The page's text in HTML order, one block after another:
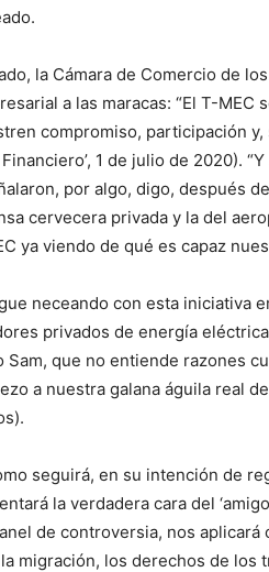
la Cámara de Comercio de
a las maracas: “El T-
compromiso, participación
1 de julio de 2020).
por algo, digo, después
cervecera privada y la del
ya viendo de qué es capaz
neceando con esta iniciativa
privados de energía
que no entiende razones
a nuestra galana águila real
seguirá, en su intención de
la verdadera cara del
de controversia, nos
migración, los derechos de los